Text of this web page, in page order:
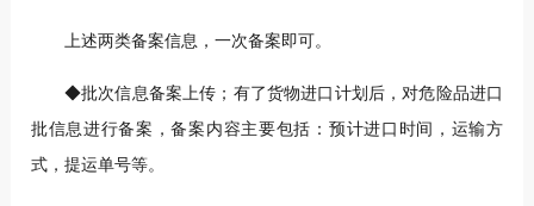
上述两类备案信息，一次备案即可。
◆批次信息备案上传；有了货物进口计划后，对危险品进口
批信息进行备案，备案内容主要包括：预计进口时间，运输方
式，提运单号等。